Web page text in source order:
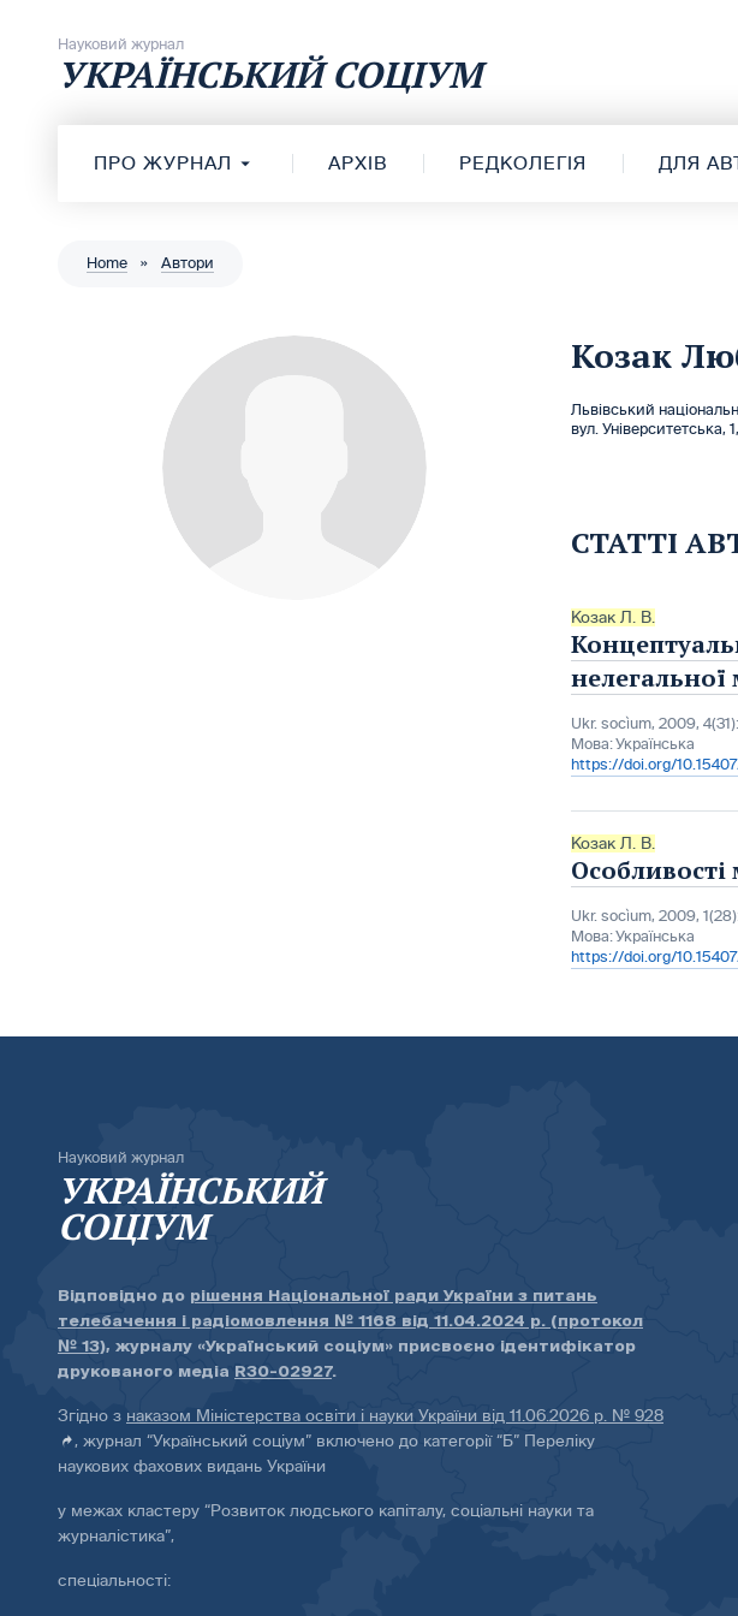
Науковий журнал
УКРАЇНСЬКИЙ СОЦІУМ
ПРО ЖУРНАЛ АРХІВ РЕДКОЛЕГІЯ ДЛЯ
Home » Автори
Козак
Львівський
вул. Університетська,
СТАТТІ
Козак Л. В.
нелегальної
Ukr. socìum, 2009,
Мова:Українська
https://doi.org/
Козак Л. В.
Ukr. socìum, 2009,
Мова:Українська
https://doi.org/
Науковий журнал
УКРАЇНСЬКИЙ
СОЦІУМ
Відповідно до рішення Національної ради України з питань
телебачення і радіомовлення № 1168 від 11.04.2024 р. (протокол
№ 13), журналу «Український соціум» присвоєно ідентифікатор
друкованого медіа R30-02927.
Згідно з наказом Міністерства освіти і науки України від 11.06.2026 р. № 928
, журнал “Український соціум” включено до категорії “Б” Переліку
наукових фахових видань України
у межах кластеру “Розвиток людського капіталу, соціальні науки та
журналістика”,
спеціальності: